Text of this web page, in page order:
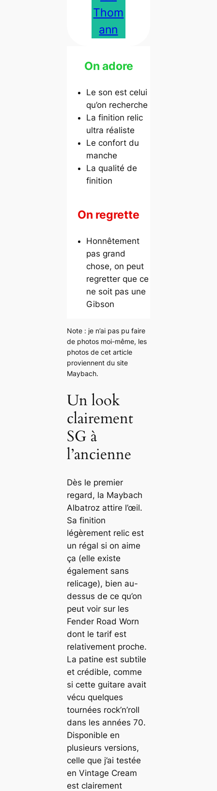
Thom
ann
On adore
Le son est celui
qu’on recherche
La finition relic
ultra réaliste
Le confort du
manche
La qualité de
finition
On regrette
Honnêtement
pas grand
chose, on peut
regretter que ce
ne soit pas une
Gibson
Note : je n’ai pas pu faire
de photos moi-même, les
photos de cet article
proviennent du site
Maybach.
Un look
clairement
SG à
l’ancienne
Dès le premier
regard, la Maybach
Albatroz attire l’œil.
Sa finition
légèrement relic est
un régal si on aime
ça (elle existe
également sans
relicage), bien au-
dessus de ce qu’on
peut voir sur les
Fender Road Worn
dont le tarif est
relativement proche.
La patine est subtile
et crédible, comme
si cette guitare avait
vécu quelques
tournées rock’n’roll
dans les années 70.
Disponible en
plusieurs versions,
celle que j’ai testée
en Vintage Cream
est clairement